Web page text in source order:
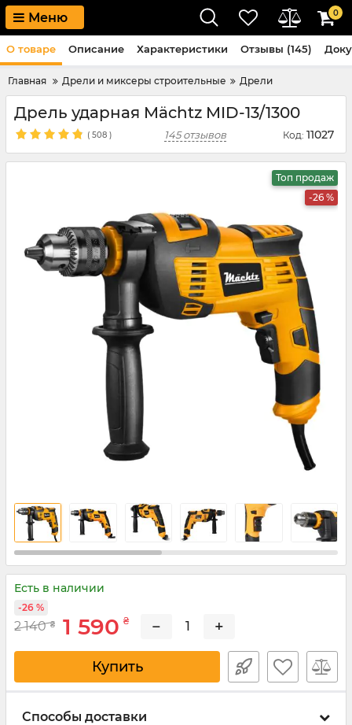
Меню 0
Главная Дрели и миксеры строительные Дрели
Дрель ударная Mächtz MID-13/1300
( 508 ) 145 отзывов Код: 11027
Топ продаж
-26 %
Есть в наличии
2 140 ₴ 1 590 ₴
-26 %
− +
Купить
Способы доставки
О товаре Описание Характеристики Отзывы (145)